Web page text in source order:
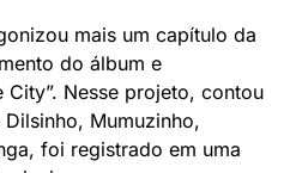
mais um capítulo da
do álbum e
City”. Nesse projeto, contou
Mumuzinho,
foi registrado em uma